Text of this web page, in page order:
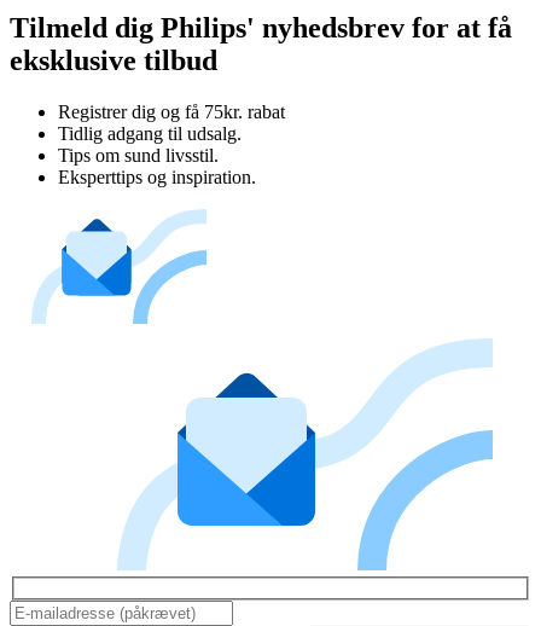
Tilmeld dig Philips' nyhedsbrev for at få
eksklusive tilbud
Registrer dig og få 75kr. rabat
Tidlig adgang til udsalg.
Tips om sund livsstil.
Eksperttips og inspiration.